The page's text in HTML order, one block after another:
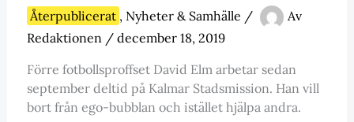
Återpublicerat , Nyheter & Samhälle /
Av
Redaktionen / december 18, 2019
Förre fotbollsproffset David Elm arbetar sedan
september deltid på Kalmar Stadsmission. Han vill
bort från ego-bubblan och istället hjälpa andra.